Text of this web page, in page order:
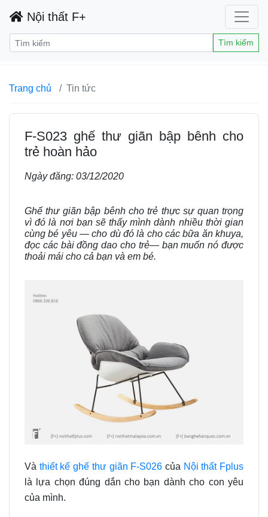
Nội thất F+
Tìm kiếm
Trang chủ Tin tức
F-S023 ghế thư giãn bập bênh cho
trẻ hoàn hảo
Ngày đăng: 03/12/2020
Ghế thư giãn bập bênh cho trẻ thực sự quan trọng
vì đó là nơi bạn sẽ thấy mình dành nhiều thời gian
cùng bé yêu — cho dù đó là cho các bữa ăn khuya,
đọc các bài đồng dao cho trẻ— bạn muốn nó được
thoải mái cho cả bạn và em bé.
Và thiết kế ghế thư giãn F-S026 của Nội thất Fplus
là lựa chọn đúng dắn cho bạn dành cho con yêu
của mình.